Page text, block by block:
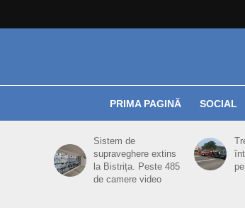
PRIMA PAGINĂ SOCIAL
Sistem de
supraveghere extins
la Bistrița. Peste 485
de camere video